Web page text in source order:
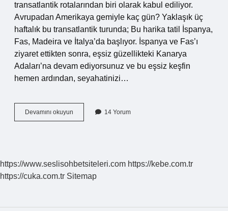
transatlantik rotalarından biri olarak kabul ediliyor.
Avrupadan Amerikaya gemiyle kaç gün? Yaklaşık üç
haftalık bu transatlantik turunda; Bu harika tatil İspanya,
Fas, Madeira ve İtalya’da başlıyor. İspanya ve Fas’ı
ziyaret ettikten sonra, eşsiz güzellikteki Kanarya
Adaları’na devam ediyorsunuz ve bu eşsiz keşfin
hemen ardından, seyahatinizi…
Devamını okuyun
New
14 Yorum
https://www.seslisohbetsiteleri.com https://kebe.com.tr
https://cuka.com.tr Sitemap